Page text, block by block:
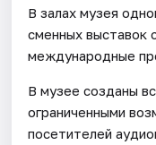
В залах музея
сменных выставок
международные
В музее созданы
ограниченными
посетителей